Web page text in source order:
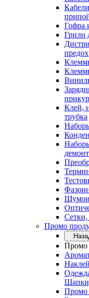
Гофра
Грили
Клей,
трубка
Сетки,
Промо
Промо
Промо